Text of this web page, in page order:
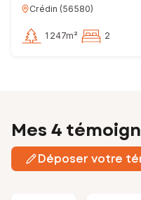
Crédin (56580)
1 247m² 2
Mes 4
Déposer votre